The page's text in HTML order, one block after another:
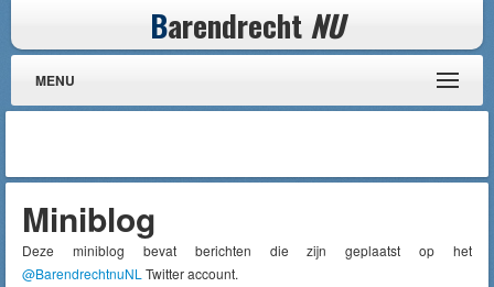
Barendrecht NU
MENU
Miniblog
Deze miniblog bevat berichten die zijn geplaatst op het
@BarendrechtnuNL Twitter account.